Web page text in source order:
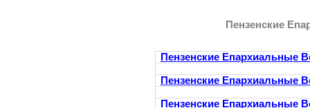
Пензенские
Пензенские Епархиальные
Пензенские Епархиальные
Пензенские Епархиальные